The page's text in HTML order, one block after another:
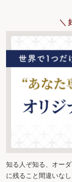
＼
知る人ぞ知る、オー
に残ること間違いなし